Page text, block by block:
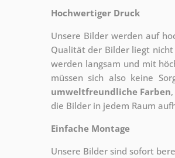
Hochwertiger Druck
Unsere Bilder werden auf
Qualität der Bilder liegt
werden langsam und mit
müssen sich also keine
umweltfreundliche Farben
die Bilder in jedem Raum
Einfache Montage
Unsere Bilder sind sofort